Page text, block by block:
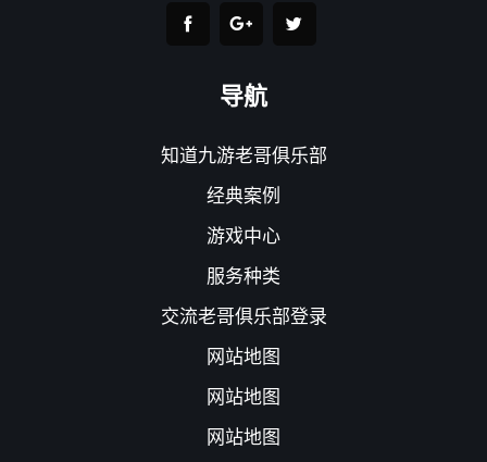
导航
知道九游老哥俱乐部
经典案例
游戏中心
服务种类
交流老哥俱乐部登录
网站地图
网站地图
网站地图